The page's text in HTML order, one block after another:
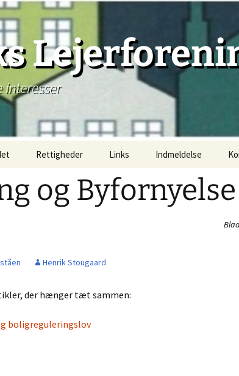
Rettigheder
Lejemål, principielt
Lejemåls begyndelse
Lejemåls afslutning
Links Indmeldelse
og Byfornyelse
Henrik Stougaard
der hænger tæt sammen:
boligreguleringslov